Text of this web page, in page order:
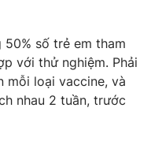
Nam
tử số 483/GP-BTTTT
số trẻ em tham
với thử nghiệm. Phải
mỗi loại vaccine, và
nhau 2 tuần, trước